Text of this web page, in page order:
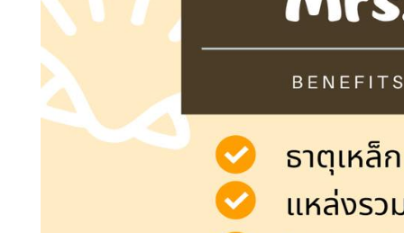
นามสกุล :
อีเมล :
ระบบได้ทำรับเรื่องแล้ว
ขอบคุณสำหรับการแจ้งข้อผิดพลาด ทางหน่วยงานจะรีบ
ทำการแก้ไข และปรับปรุงเพื่อกาให้บริการที่ดีขึ้น